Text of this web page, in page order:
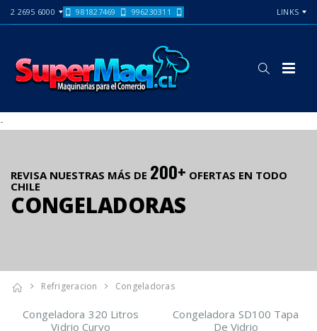
2 2695 6000 981827469 996230311 LINKS
-
REVISA NUESTRAS MÁS DE 200+ OFERTAS EN TODO
CHILE
CONGELADORAS
Refrigeracion Congeladoras
Congeladora 320 Litros
Vidrio Curvo
Congeladora SD100 Tapa
De Vidrio